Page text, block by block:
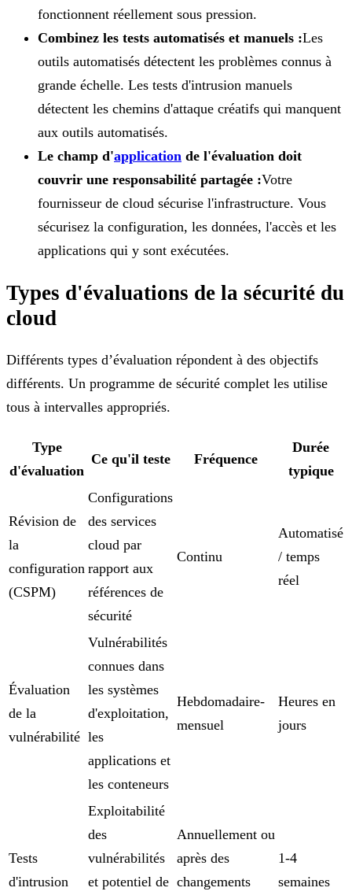
fonctionnent réellement sous pression.
Combinez les tests automatisés et manuels :Les
outils automatisés détectent les problèmes connus à
grande échelle. Les tests d'intrusion manuels
détectent les chemins d'attaque créatifs qui manquent
aux outils automatisés.
Le champ d'application de l'évaluation doit
couvrir une responsabilité partagée :Votre
fournisseur de cloud sécurise l'infrastructure. Vous
sécurisez la configuration, les données, l'accès et les
applications qui y sont exécutées.
Types d'évaluations de la sécurité du
cloud
Différents types d’évaluation répondent à des objectifs
différents. Un programme de sécurité complet les utilise
tous à intervalles appropriés.
Type
d'évaluation
Ce qu'il teste Fréquence
Durée
typique
Révision de
la
configuration
(CSPM)
Configurations
des services
cloud par
rapport aux
références de
sécurité
Continu
Automatisé
/ temps
réel
Évaluation
de la
vulnérabilité
Vulnérabilités
connues dans
les systèmes
d'exploitation,
les
applications et
les conteneurs
Hebdomadaire-
mensuel
Heures en
jours
Tests
d'intrusion
Exploitabilité
des
vulnérabilités
et potentiel de
Annuellement ou
après des
changements
1-4
semaines